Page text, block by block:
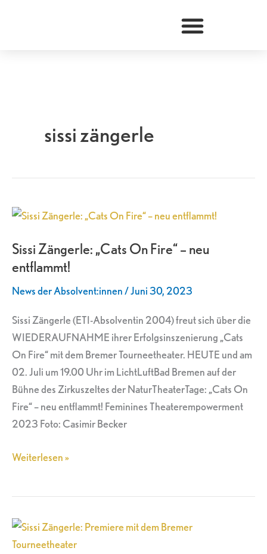
sissi zängerle
Sissi Zängerle: „Cats On Fire“ – neu
entflammt!
News der Absolvent:innen/Juni 30, 2023
Sissi Zängerle (ETI-Absolventin 2004) freut sich über die
WIEDERAUFNAHME ihrer Erfolgsinszenierung „Cats
On Fire“ mit dem Bremer Tourneetheater. HEUTE und am
02. Juli um 19.00 Uhr im LichtLuftBad Bremen auf der
Bühne des Zirkuszeltes der NaturTheaterTage: „Cats On
Fire“ – neu entflammt! Feminines Theaterempowerment
2023 Foto: Casimir Becker
Sissi
„Cats
On
neu
entflammt!
Weiterlesen »
Sissi
Zängerle: